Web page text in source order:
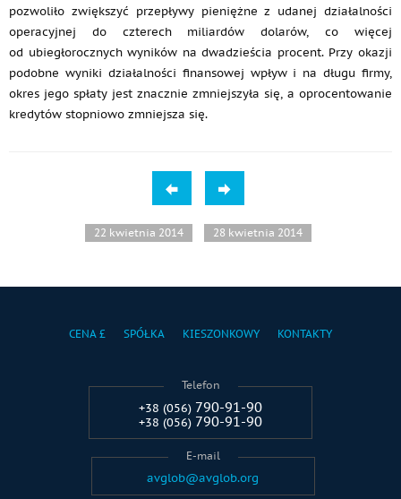
pozwoliło zwiększyć przepływy pieniężne z udanej działalności
operacyjnej do czterech miliardów dolarów, co więcej
od ubiegłorocznych wyników na dwadzieścia procent. Przy okazji
podobne wyniki działalności finansowej wpływ i na długu firmy,
okres jego spłaty jest znacznie zmniejszyła się, a oprocentowanie
kredytów stopniowo zmniejsza się.
22 kwietnia 2014 28 kwietnia 2014
CENA £ SPÓŁKA KIESZONKOWY KONTAKTY
Telefon
+38 (056) 790-91-90
+38 (056) 790-91-90
E-mail
avglob@avglob.org